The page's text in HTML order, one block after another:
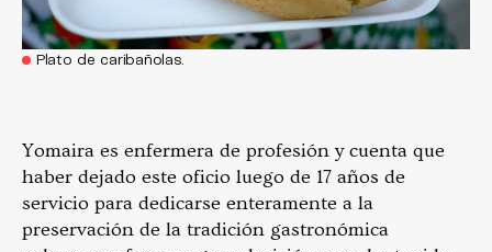
Plato de caribañolas.
Yomaira es enfermera de profesión y cuenta que
haber dejado este oficio luego de 17 años de
servicio para dedicarse enteramente a la
preservación de la tradición gastronómica